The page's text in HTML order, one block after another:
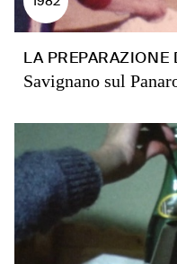
LA PREPARAZIONE
Savignano sul